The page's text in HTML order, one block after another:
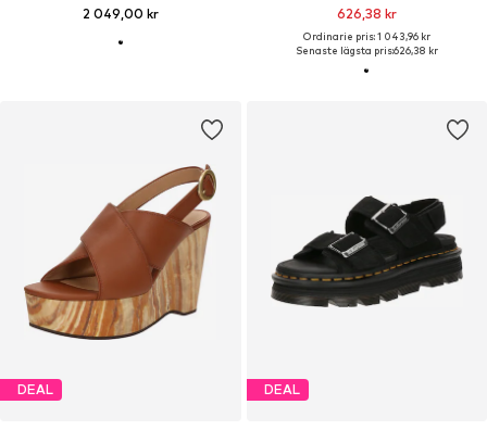
2 049,00 kr 626,38 kr
Ordinarie pris: 1 043,96 kr
Senaste lägsta pris:626,38 kr
DEAL DEAL